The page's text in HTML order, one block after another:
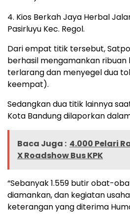
4. Kios Berkah Jaya Herbal
Pasirluyu Kec. Regol.
Dari empat titik tersebut,
berhasil mengamankan
terlarang dan menyegel dua
keempat).
Sedangkan dua titik lainnya
Kota Bandung dilaporkan
Baca Juga : 4.000 Pelari
X Roadshow Bus KPK
“Sebanyak 1.559 butir obat-
diamankan, dan kegiatan
keterangan yang diterima